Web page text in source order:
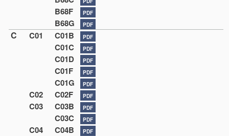
B68F PDF
B68G PDF
C C01 C01B PDF
C01C PDF
C01D PDF
C01F PDF
C01G PDF
C02 C02F PDF
C03 C03B PDF
C03C PDF
C04 C04B PDF